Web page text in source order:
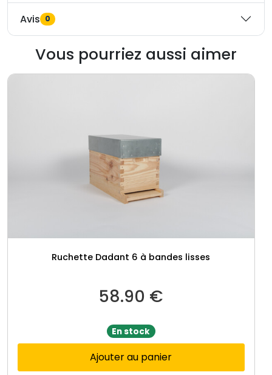
Avis 0
Vous pourriez aussi aimer
Ruchette Dadant 6 à bandes lisses
58.90 €
En stock
Ajouter au panier